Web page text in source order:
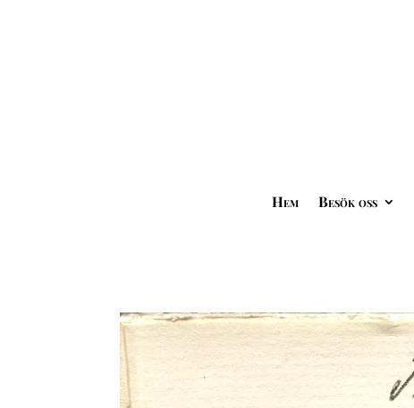
Hem Besök oss